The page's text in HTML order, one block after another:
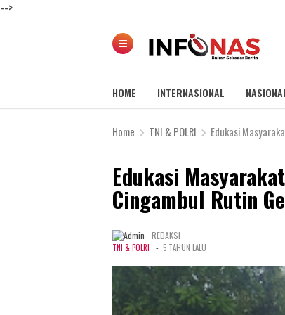
-->
HOME INTERNASIONAL
Home TNI & POLRI Edukasi
Edukasi
Cingambul Rutin
REDAKSI
TNI & POLRI - 5 TAHUN LALU